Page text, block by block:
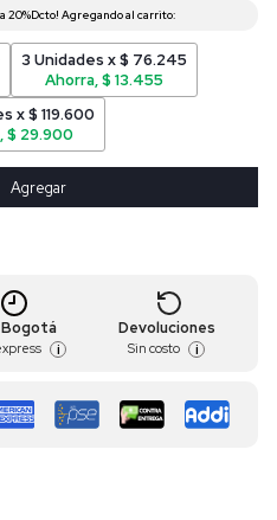
3 Unidades x $ 76.245
Ahorra, $ 13.455
x $ 119.600
$ 29.900
Agregar
i
Devoluciones
Sin costo i